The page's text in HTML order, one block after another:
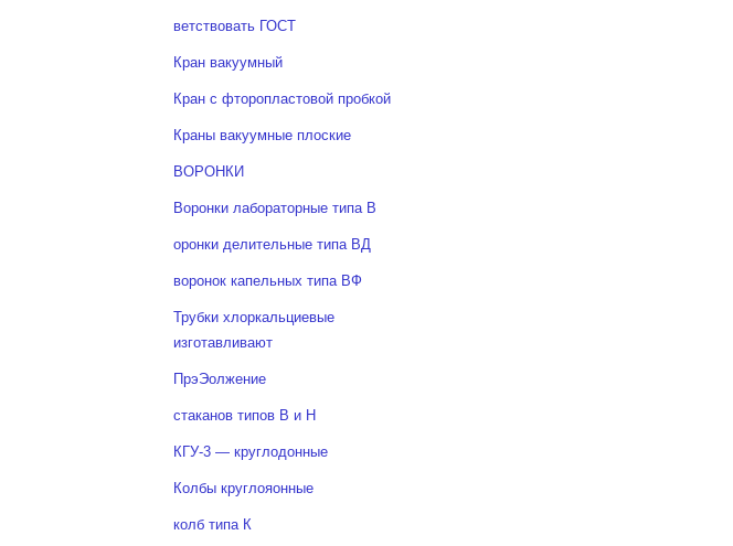
ветствовать ГОСТ
Кран вакуумный
Кран с фторопластовой пробкой
Краны вакуумные плоские
ВОРОНКИ
Воронки лабораторные типа В
оронки делительные типа ВД
воронок капельных типа ВФ
Трубки хлоркальциевые
изготавливают
ПрэЭолжение
стаканов типов В и Н
КГУ-3 — круглодонные
Колбы круглояонные
колб типа К